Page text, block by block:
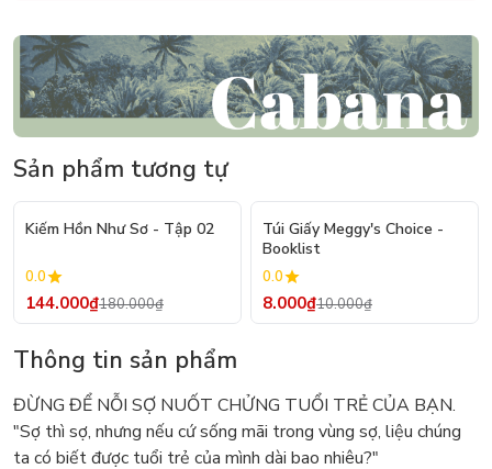
Sản phẩm tương tự
- 20%
Kiếm Hồn Như Sơ - Tập 02
0.0
144.000₫180.000₫
Túi Giấy Meggy's Choice -
Booklist
0.0
8.000₫10.000₫
Thông tin sản phẩm
ĐỪNG ĐỂ NỖI SỢ NUỐT CHỬNG TUỔI TRẺ CỦA BẠN.
"Sợ thì sợ, nhưng nếu cứ sống mãi trong vùng sợ, liệu chúng
ta có biết được tuổi trẻ của mình dài bao nhiêu?"